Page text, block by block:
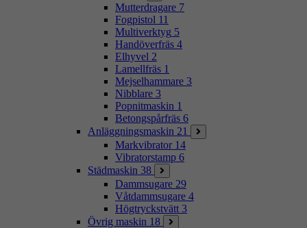
Mutterdragare 7
Fogpistol 11
Multiverktyg 5
Handöverfräs 4
Elhyvel 2
Lamellfräs 1
Mejselhammare 3
Nibblare 3
Popnitmaskin 1
Betongspårfräs 6
Anläggningsmaskin 21
Markvibrator 14
Vibratorstamp 6
Städmaskin 38
Dammsugare 29
Våtdammsugare 4
Högtryckstvätt 3
Övrig maskin 18